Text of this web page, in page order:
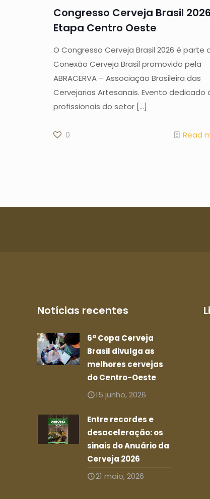
Congresso Cerveja Brasil
Etapa Centro Oeste
O Congresso Cerveja Brasil 2026 é parte
Conexão Cerveja Brasil promovido pela
ABRACERVA – Associação Brasileira das
Cervejarias Artesanais. Evento dedicado
profissionais do setor[…]
0 Read
Notícias recentes
6ª Copa Cerveja
Brasil divulga as
melhores cervejas
do Centro-Oeste
15 junho, 2026
Entre recordes e
desaceleração: os
sinais do Anuário da
Cerveja 2026
21 maio, 2026